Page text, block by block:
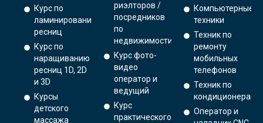
Курс по
ламинированию
ресниц
Курс по
наращиванию
ресниц 1D, 2D
и 3D
Курсы
детского
массажа
риэлторов /
посредников
по
недвижимости
Курс фото-
видео
оператор и
ведущий
Курс
практического
Компьютерные
техники
Техник по
ремонту
мобильных
телефонов
Техник по
кондиционерам
Оператор и